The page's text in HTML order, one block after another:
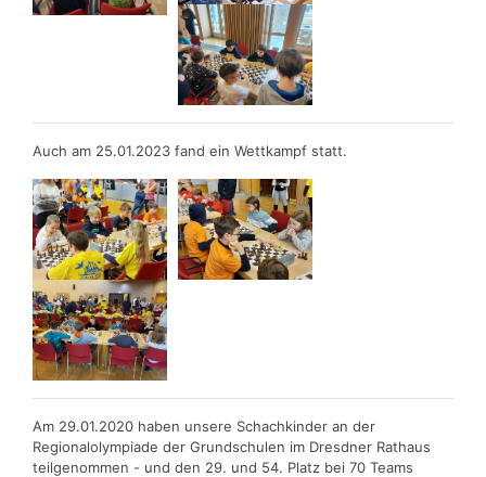
Auch am 25.01.2023 fand ein Wettkampf statt.
Am 29.01.2020 haben unsere Schachkinder an der
Regionalolympiade der Grundschulen im Dresdner Rathaus
teilgenommen - und den 29. und 54. Platz bei 70 Teams